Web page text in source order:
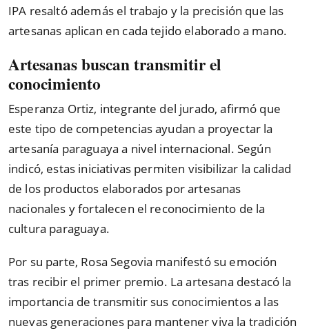
IPA resaltó además el trabajo y la precisión que las
artesanas aplican en cada tejido elaborado a mano.
Artesanas buscan transmitir el
conocimiento
Esperanza Ortiz, integrante del jurado, afirmó que
este tipo de competencias ayudan a proyectar la
artesanía paraguaya a nivel internacional. Según
indicó, estas iniciativas permiten visibilizar la calidad
de los productos elaborados por artesanas
nacionales y fortalecen el reconocimiento de la
cultura paraguaya.
Por su parte, Rosa Segovia manifestó su emoción
tras recibir el primer premio. La artesana destacó la
importancia de transmitir sus conocimientos a las
nuevas generaciones para mantener viva la tradición